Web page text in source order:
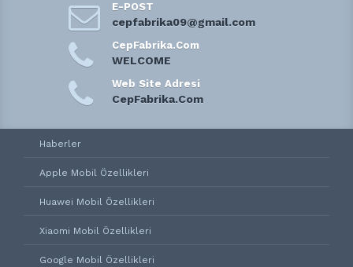
E-POST
cepfabrika09@gmail.com
CepFabrika.Com
WELCOME
Web Site Adresi
CepFabrika.Com
Haberler
Apple Mobil Özellikleri
Huawei Mobil Özellikleri
Xiaomi Mobil Özellikleri
Google Mobil Özellikleri